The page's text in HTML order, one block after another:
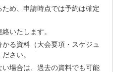
め、申請時点では予約は確定
いたします。
る資料（大会要項・スケジュ
さい。
合は、過去の資料でも可能